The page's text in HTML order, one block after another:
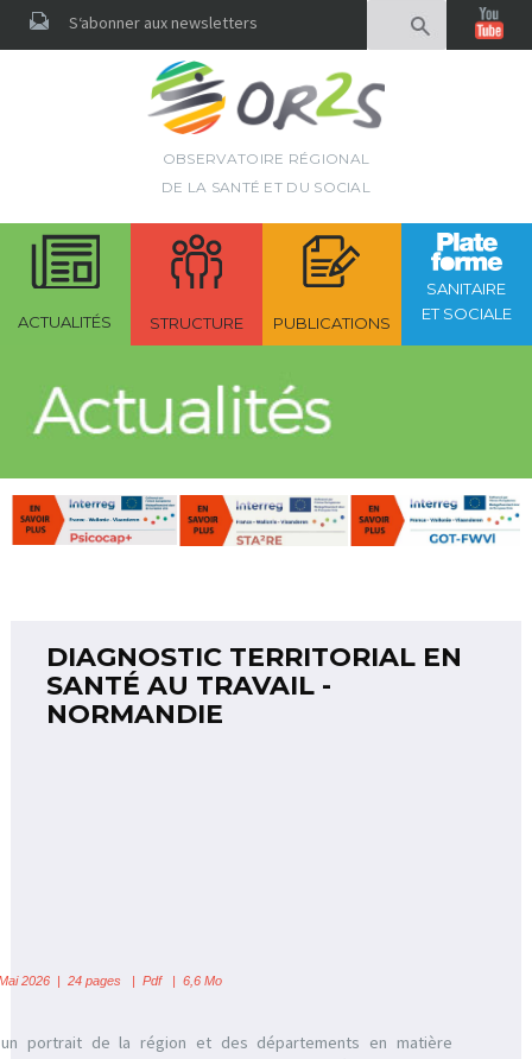
S‘abonner aux newsletters
OBSERVATOIRE RÉGIONAL
DE LA SANTÉ ET DU SOCIAL
ACTUALITÉS STRUCTURE PUBLICATIONS
SANITAIRE
ET SOCIALE
DIAGNOSTIC TERRITORIAL EN
SANTÉ AU TRAVAIL -
NORMANDIE
2026 | 24 pages | Pdf | 6,6 Mo
portrait de la région et des départements en matière